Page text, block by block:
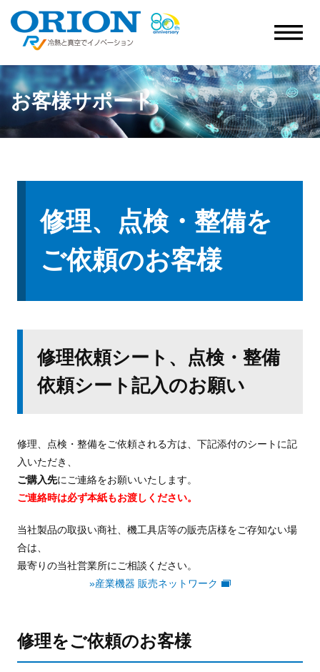
お客様サポート
修理、点検・整備を
ご依頼のお客様
修理依頼シート、点検・整備
依頼シート記入のお願い
修理、点検・整備をご依頼される方は、下記添付のシートに記
入いただき、
ご購入先にご連絡をお願いいたします。
ご連絡時は必ず本紙もお渡しください。
当社製品の取扱い商社、機工具店等の販売店様をご存知ない場
合は、
最寄りの当社営業所にご相談ください。
»産業機器 販売ネットワーク
修理をご依頼のお客様